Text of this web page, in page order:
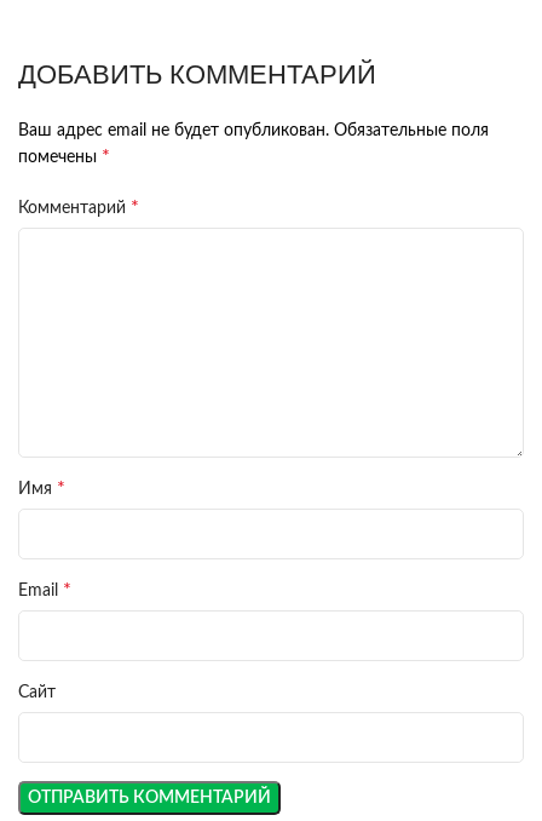
ДОБАВИТЬ КОММЕНТАРИЙ
Ваш адрес email не будет опубликован. Обязательные поля
помечены *
Комментарий *
Имя *
Email *
Сайт